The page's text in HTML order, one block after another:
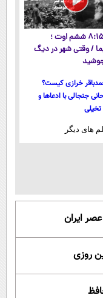
ساعت ۸:۱۵ ششم اوت ؛
/ وقتی شهر در دیگ
خرازی کیست؟
جنجالی با ادعاها و
های دیگر
ایران